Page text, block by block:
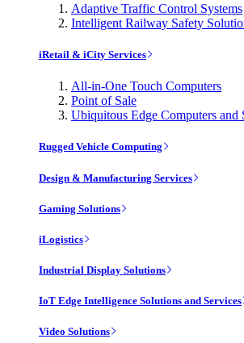
Adaptive Traffic Control Systems
Intelligent Railway Safety
iRetail & iCity Services
All-in-One Touch Computers
Point of Sale
Ubiquitous Edge Computers and
Rugged Vehicle Computing
Design & Manufacturing Services
Gaming Solutions
iLogistics
Industrial Display Solutions
IoT Edge Intelligence Solutions and Services
Video Solutions